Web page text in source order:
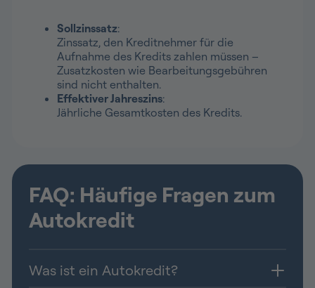
Sollzinssatz:
Zinssatz, den Kreditnehmer für die
Aufnahme des Kredits zahlen müssen –
Zusatzkosten wie Bearbeitungsgebühren
sind nicht enthalten.
Effektiver Jahreszins:
Jährliche Gesamtkosten des Kredits.
FAQ: Häufige Fragen zum
Autokredit
Was ist ein Autokredit?